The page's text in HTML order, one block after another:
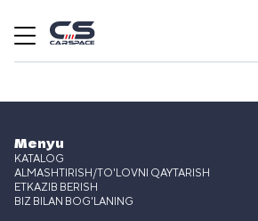
Menyu
KATALOG
ALMASHTIRISH/TO'LOVNI QAYTARISH
ETKAZIB BERISH
BIZ BILAN BOG'LANING